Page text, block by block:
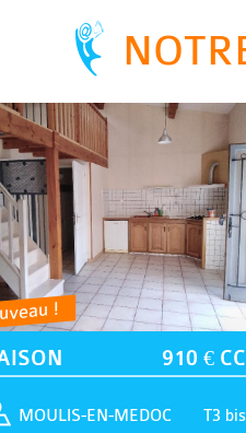
!
910 € CC
T3 bis
MOULIS-EN-MEDOC